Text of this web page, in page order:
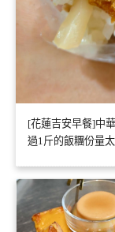
[花蓮吉安早餐]中
過1斤的飯糰份量